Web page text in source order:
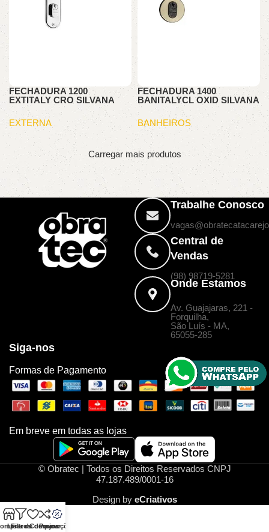
FECHADURA 1200
EXTITALY CRO SILVANA
EXTERNA
FECHADURA 1400
BANITALYCL OXID SILVANA
BANHEIROS
Carregar mais produtos
Trabalhe Conosco
Central de
Vendas
(98) 98719-5281
Onde Estamos
Av. Guajajaras, 221 -
Forquilha,
São Luís - MA,
65055-285
Siga-nos
Formas de Pagamento
Em breve em todas as lojas
© Obratec | Todos os Direitos Reservados CNPJ
47.187.489/0001-16
Design by eCriativos
Filtros
Lista de desejos
Comparar
Promoções